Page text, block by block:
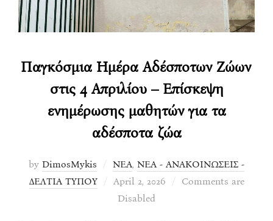
Παγκόσμια Ημέρα Αδέσποτων Ζώων
στις 4 Απριλίου – Επίσκεψη
ενημέρωσης μαθητών για τα
αδέσποτα ζώα
by DimosMykis ΝΕΑ, ΝΕΑ - ΑΝΑΚΟΙΝΩΣΕΙΣ -
ΔΕΛΤΙΑ ΤΥΠΟΥ
Posted
on
April 2, 2026
Comments are
Disabled